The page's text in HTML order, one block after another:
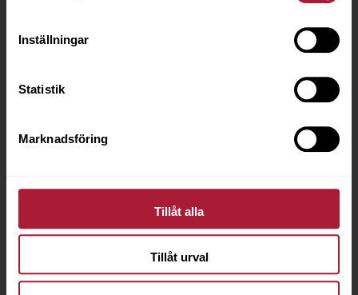
Inställningar
Statistik
Marknadsföring
Tillåt alla
Tillåt urval
Webb- och mobilshop
runt
Snabba leveranser
skickas samma dag